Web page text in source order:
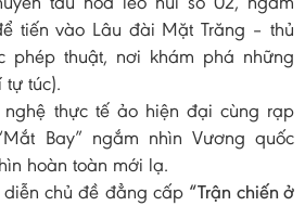
tiến vào Lâu đài Mặt Trăng – thủ
phép thuật, nơi khám phá những
túc).
thực tế ảo hiện đại cùng rạp
Bay” ngắm nhìn Vương quốc
hoàn toàn mới lạ.
chủ đề đẳng cấp “Trận chiến ở